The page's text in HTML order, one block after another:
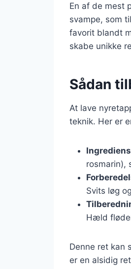
En af de mest
svampe, som
favorit blandt
skabe unikke
Sådan
At lave
teknik. Her er
rosmarin),
Svits løg
Hæld
Denne ret kan
er en alsidig